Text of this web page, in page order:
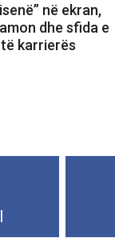
në ekran,
dhe sfida e
karrierës